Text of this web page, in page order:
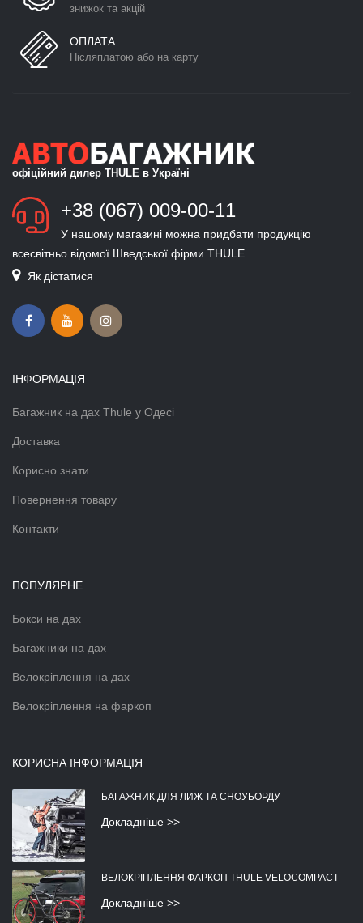
знижок та акцій
ОПЛАТА
Післяплатою або на карту
офіційний дилер THULE в Україні
+38 (067) 009-00-11
У нашому магазині можна придбати продукцію
всесвітньо відомої Шведської фірми THULE
Як дістатися
ІНФОРМАЦІЯ
Багажник на дах Thule у Одесі
Доставка
Корисно знати
Повернення товару
Контакти
ПОПУЛЯРНЕ
Бокси на дах
Багажники на дах
Велокріплення на дах
Велокріплення на фаркоп
КОРИСНА ІНФОРМАЦІЯ
БАГАЖНИК ДЛЯ ЛИЖ ТА СНОУБОРДУ
Докладніше >>
ВЕЛОКРІПЛЕННЯ ФАРКОП THULE VELOCOMPACT
Докладніше >>